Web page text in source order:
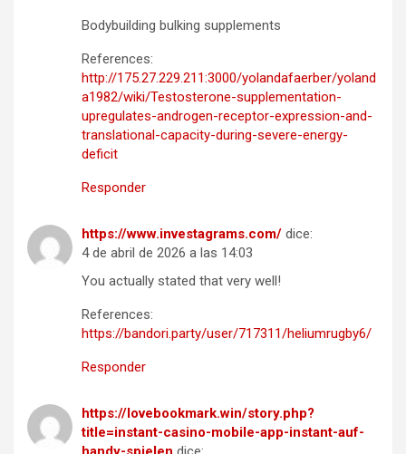
Bodybuilding bulking supplements
References:
http://175.27.229.211:3000/yolandafaerber/yoland
a1982/wiki/Testosterone-supplementation-
upregulates-androgen-receptor-expression-and-
translational-capacity-during-severe-energy-
deficit
Responder
https://www.investagrams.com/ dice:
4 de abril de 2026 a las 14:03
You actually stated that very well!
References:
https://bandori.party/user/717311/heliumrugby6/
Responder
https://lovebookmark.win/story.php?
title=instant-casino-mobile-app-instant-auf-